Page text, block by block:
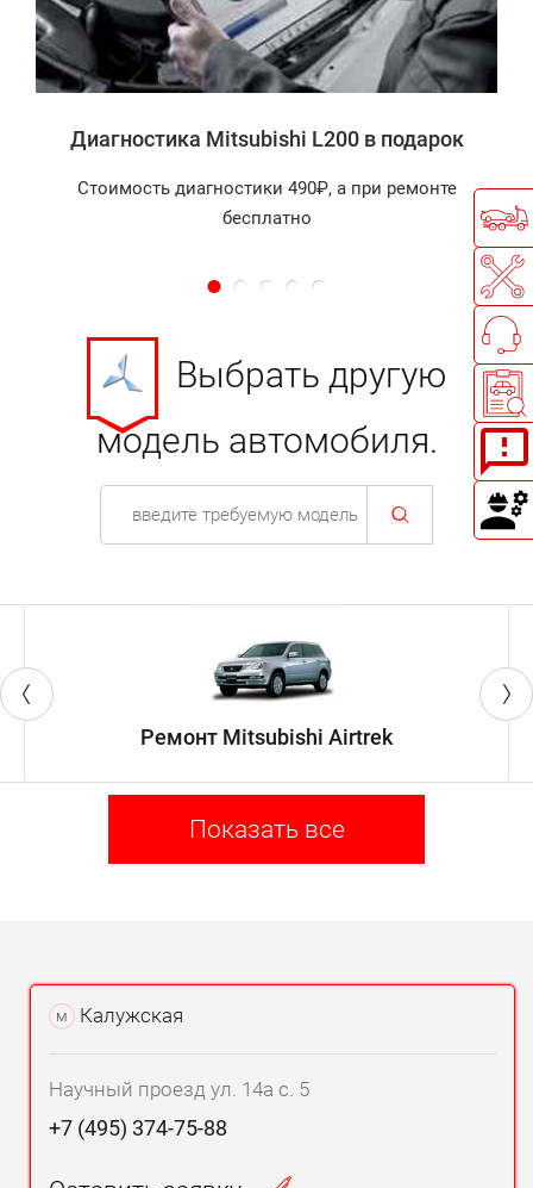
Диагностика Mitsubishi L200 в подарок
Стоимость диагностики 490₽, а при ремонте
бесплатно
Выбрать другую
модель автомобиля.
Ремонт Mitsubishi Airtrek
Показать все
м Калужская
Научный проезд ул. 14а с. 5
+7 (495) 374-75-88